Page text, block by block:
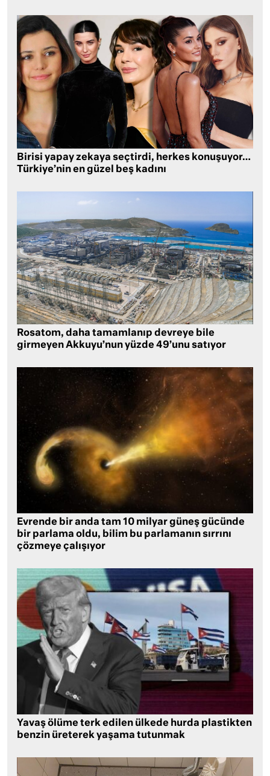
Birisi yapay zekaya seçtirdi, herkes konuşuyor…
Türkiye’nin en güzel beş kadını
Rosatom, daha tamamlanıp devreye bile
girmeyen Akkuyu’nun yüzde 49’unu satıyor
Evrende bir anda tam 10 milyar güneş gücünde
bir parlama oldu, bilim bu parlamanın sırrını
çözmeye çalışıyor
Yavaş ölüme terk edilen ülkede hurda plastikten
benzin üreterek yaşama tutunmak